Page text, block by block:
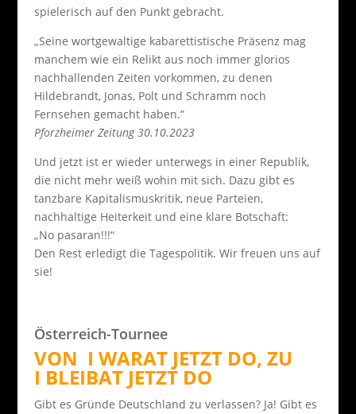
spielerisch auf den Punkt gebracht.
„Seine wortgewaltige kabarettistische Präsenz mag
manchem wie ein Relikt aus noch immer glorios
nachhallenden Zeiten vorkommen, zu denen
Hildebrandt, Jonas, Polt und Schramm noch
Fernsehen gemacht haben.”
Pforzheimer Zeitung 30.10.2023
Und jetzt ist er wieder unterwegs in einer Republik,
die nicht mehr weiß wohin mit sich. Dazu gibt es
tanzbare Kapitalismuskritik, neue Parteien,
nachhaltige Heiterkeit und eine klare Botschaft:
„No pasaran!!!“
Den Rest erledigt die Tagespolitik. Wir freuen uns auf
sie!
Österreich-Tournee
VON I WARAT JETZT DO, ZU
I BLEIBAT JETZT DO
Gibt es Gründe Deutschland zu verlassen? Ja! Gibt es